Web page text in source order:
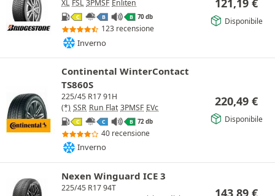
XL FSL 3PMSF Enliten
C B B 70 db
123 recensione
Inverno
Disponibile
Continental WinterContact
TS860S
225/45 R17 91H
(*) SSR Run Flat 3PMSF EVc
C C B 72 db
40 recensione
Inverno
220,49 €
Disponibile
Nexen Winguard ICE 3
225/45 R17 94T